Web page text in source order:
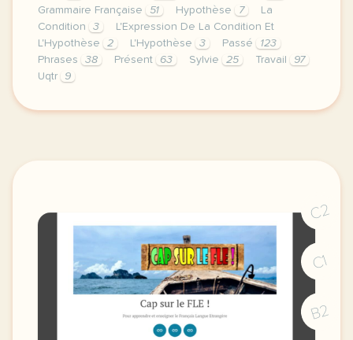
Grammaire Française
51 Hypothèse 7
La
Condition
3
L'Expression De La Condition Et
L'Hypothèse
2 L'Hypothèse 3 Passé
123
Phrases
38 Présent 63 Sylvie 25 Travail
97
Uqtr
9
ces dernieres semaines de cours nous avons
C2
C1
B2